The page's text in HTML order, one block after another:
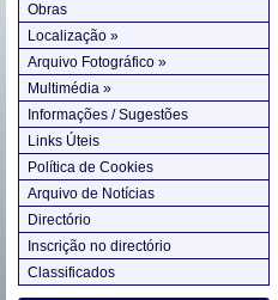
Obras
Localização »
Arquivo Fotográfico »
Multimédia »
Informações / Sugestões
Links Úteis
Política de Cookies
Arquivo de Notícias
Directório
Inscrição no directório
Classificados